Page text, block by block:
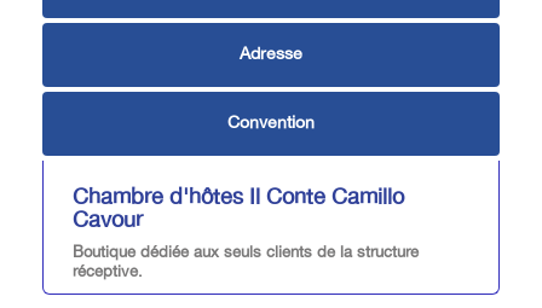
Adresse
Convention
Chambre d'hôtes Il Conte Camillo
Cavour
Boutique dédiée aux seuls clients de la structure
réceptive.